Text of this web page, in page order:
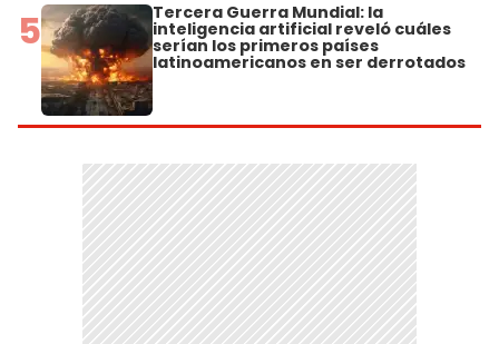
5 Tercera Guerra Mundial: la
inteligencia artificial reveló cuáles
serían los primeros países
latinoamericanos en ser derrotados